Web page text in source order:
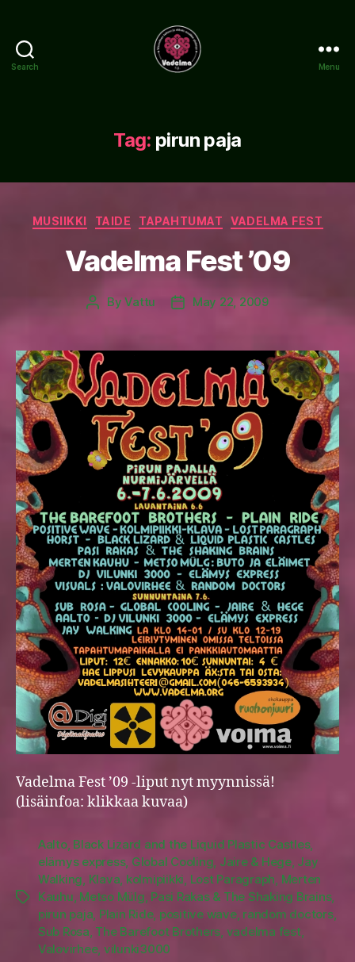
Search Menu
Tag: pirun paja
Categories
MUSIIKKI TAIDE TAPAHTUMAT VADELMA FEST
Vadelma Fest ’09
PostByVattu
PostMay 22, 2009
Vadelma Fest ’09 -liput nyt myynnissä!
(lisäinfoa: klikkaa kuvaa)
Tags
Aalto, Black Lizard and the Liquid Plastic Castles,
elämys express, Global Cooling Jaire & Hege, Jay
Walking Klava kolmipiikki Lost Paragraph Merten
Kauhu Metso Mülg Pasi Rakas & The Shaking Brains,
pirun paja Plain Ride, positive wave, random doctors,
Sub Rosa The Barefoot Brothers vadelma fest
Valovirhee, vilunki3000